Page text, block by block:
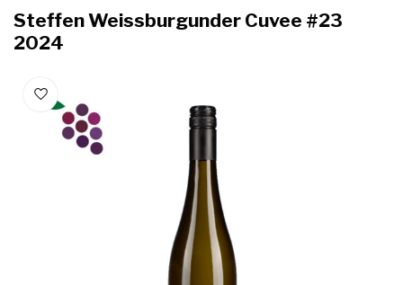
Steffen Weissburgunder Cuvee #23
2024